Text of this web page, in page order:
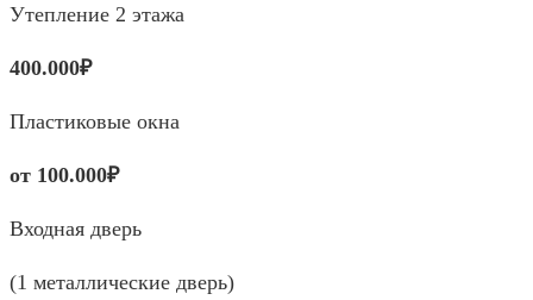
Утепление 2 этажа
400.000₽
Пластиковые окна
от 100.000₽
Входная дверь
(1 металлические дверь)